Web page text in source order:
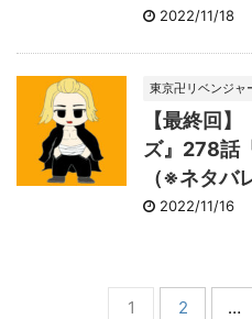
2022/11/18
東京卍リベンジャ
【最終回
ズ』278話
（※ネタバ
2022/11/16
1 2 …